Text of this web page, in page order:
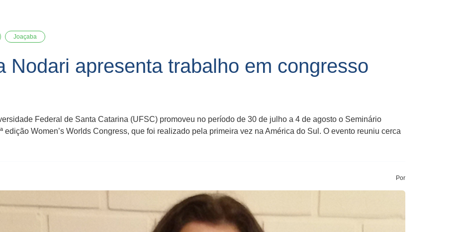
Joaçaba
Nodari apresenta trabalho em congresso
Federal de Santa Catarina (UFSC) promoveu no período de 30 de julho a 4 de agosto o Seminário
edição Women’s Worlds Congress, que foi realizado pela primeira vez na América do Sul. O evento reuniu cerca
Por